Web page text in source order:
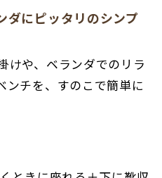
にピッタリのシンプ
けや、ベランダでのリラ
ンチを、すのこで簡単に